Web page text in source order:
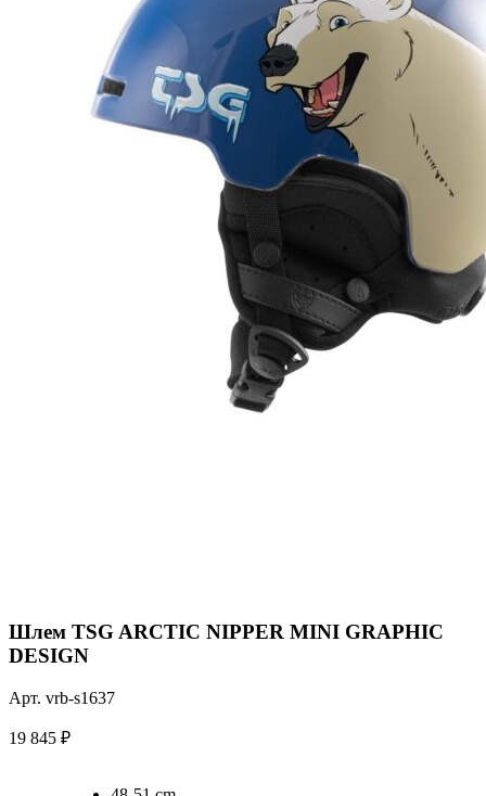
Шлем TSG ARCTIC NIPPER MINI GRAPHIC
DESIGN
Арт. vrb-s1637
19 845 ₽